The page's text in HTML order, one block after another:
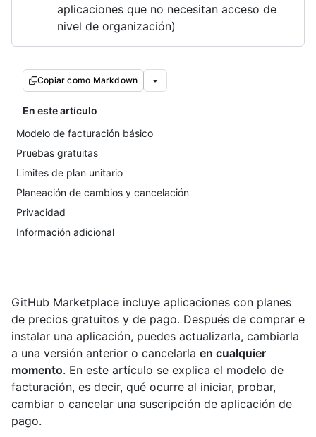
aplicaciones que no necesitan acceso de
nivel de organización)
Copiar como Markdown
En este artículo
Modelo de facturación básico
Pruebas gratuitas
Limites de plan unitario
Planeación de cambios y cancelación
Privacidad
Información adicional
GitHub Marketplace incluye aplicaciones con planes
de precios gratuitos y de pago. Después de comprar e
instalar una aplicación, puedes actualizarla, cambiarla
a una versión anterior o cancelarla en cualquier
momento. En este artículo se explica el modelo de
facturación, es decir, qué ocurre al iniciar, probar,
cambiar o cancelar una suscripción de aplicación de
pago.